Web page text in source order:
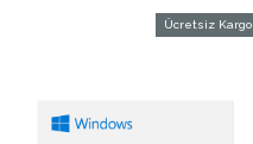
Ücretsiz Kargo